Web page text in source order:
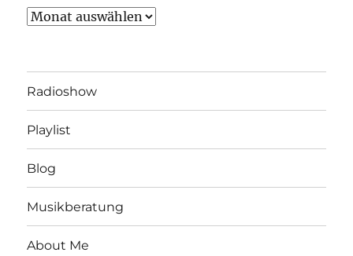
Archiv
Radioshow
Playlist
Blog
Musikberatung
About Me